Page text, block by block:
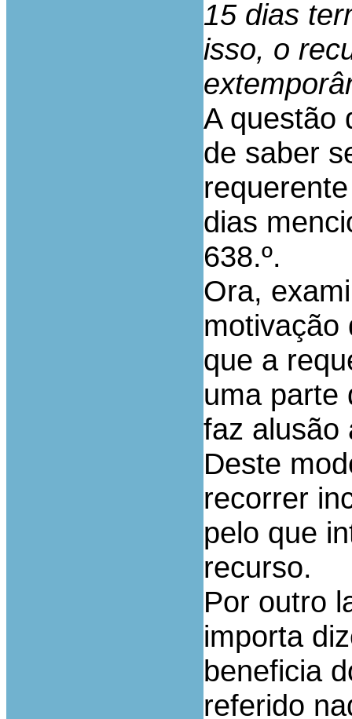
15 dias
isso, o
A questão
de saber
dias
638.º.
Ora,
motivação
que a
uma parte
faz alusão
Deste
recorrer
pelo que
recurso.
Por outro
importa
beneficia
referido